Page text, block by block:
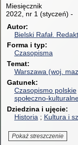
Miesięcznik
2022, nr 1 (styczeń) -
Autor
Bielski Rafał.
Forma i typ
Czasopisma
Temat
Warszawa (woj.
Gatunek
Czasopismo polskie
społeczno-
Dziedzina i ujęcie
Historia
Kultura i
Pokaż streszczenie